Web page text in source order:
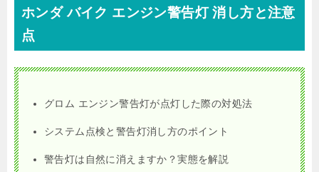
ホンダ バイク エンジン警告灯 消し方と注意
点
グロム エンジン警告灯が点灯した際の対処法
システム点検と警告灯消し方のポイント
警告灯は自然に消えますか？実態を解説